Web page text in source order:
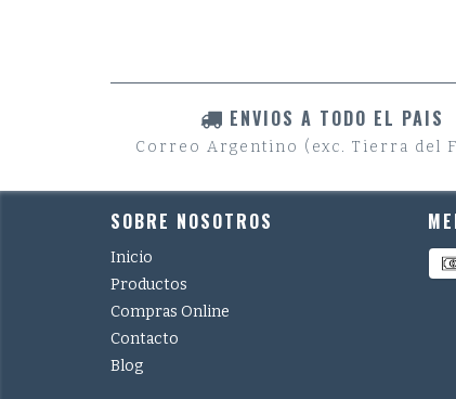
ENVIOS A TODO EL PAIS
Correo Argentino (exc. Tierra del
SOBRE NOSOTROS
Inicio
Productos
Compras Online
Contacto
Blog